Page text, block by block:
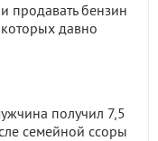
продавать бензин
которых давно
получил 7,5
семейной ссоры